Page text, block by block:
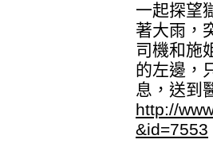
一起探望
著大雨，
司機和施
的左邊，
息，送到
http://
&id=7553